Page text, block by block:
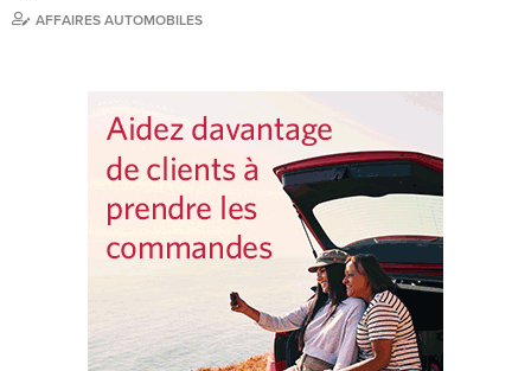
AFFAIRES AUTOMOBILES